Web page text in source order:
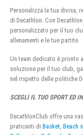
Personalizza la tua divisa,
di Decathlon. Con
personalizzato per il tuo
allenamenti e le tue partite.
Un team dedicato è pronto
soluzione per il tuo club,
nel rispetto delle politiche
SCEGLI IL TUO SPORT ED
DecathlonClub offre una
praticanti di Basket Beach